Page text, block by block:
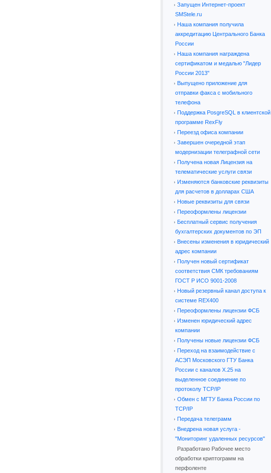
Запущен Интернет-проект
SMStele.ru
Наша компания получила
аккредитацию Центрального Банка
России
Наша компания награждена
сертификатом и медалью "Лидер
России 2013"
Выпущено приложение для
отправки факса с мобильного
телефона
Поддержка PosgreSQL в клиентской
программе RexFly
Переезд офиса компании
Завершен очередной этап
модернизации телеграфной сети
Получена новая Лицензия на
телематические услуги связи
Изменяются банковские реквизиты
для расчетов в долларах США
Новые реквизиты для связи
Переоформлены лицензии
Бесплатный сервис получения
бухгалтерских документов по ЭП
Внесены изменения в юридический
адрес компании
Получен новый сертификат
соответствия СМК требованиям
ГОСТ Р ИСО 9001-2008
Новый резервный канал доступа к
системе REX400
Переоформлены лицензии ФСБ
Изменен юридический адрес
компании
Получены новые лицензии ФСБ
Переход на взаимодействие с
АСЭП Московского ГТУ Банка
России с каналов Х.25 на
выделенное соединение по
протоколу TCP/IP
Обмен с МГТУ Банка России по
TCP/IP
Передача телеграмм
Внедрена новая услуга -
"Мониторинг удаленных ресурсов"
Разработано Рабочее место
обработки криптограмм на
перфоленте